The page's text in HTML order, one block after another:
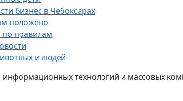
бизнес в Чебоксарах
положено
правилам
и людей
технологий и массовых